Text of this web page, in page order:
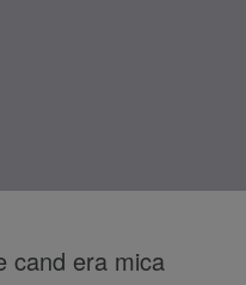
cand era mica